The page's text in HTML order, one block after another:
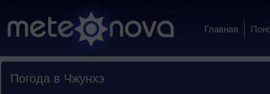
Главная
Погода в Чжунхэ